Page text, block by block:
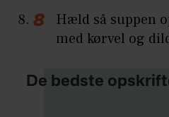
Hæld så suppen
med kørvel og
De bedste